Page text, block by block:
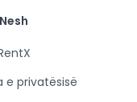
e privatësisë